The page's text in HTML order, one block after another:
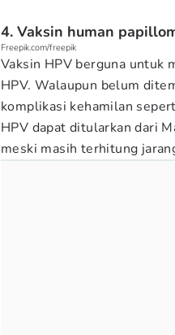
4. Vaksin human
Freepik.com/freepik
Vaksin HPV berguna untuk
HPV. Walaupun belum
komplikasi kehamilan
HPV dapat ditularkan dari
meski masih terhitung